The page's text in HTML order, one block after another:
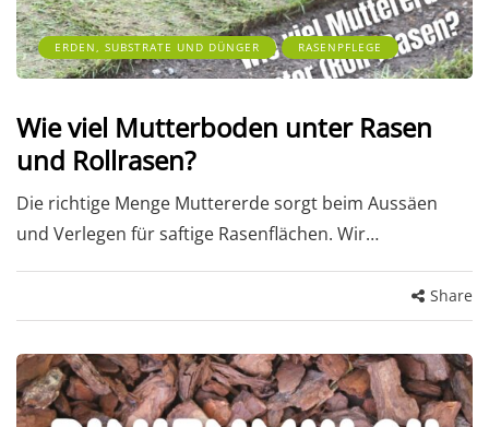
ERDEN, SUBSTRATE UND DÜNGER RASENPFLEGE
Wie viel Mutterboden unter Rasen
und Rollrasen?
Die richtige Menge Muttererde sorgt beim Aussäen
und Verlegen für saftige Rasenflächen. Wir…
Share